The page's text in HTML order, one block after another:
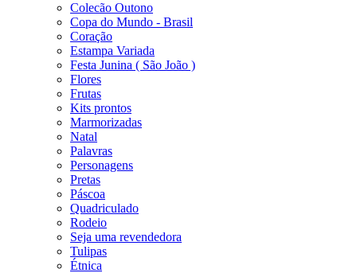
Colecão Outono
Copa do Mundo - Brasil
Coração
Estampa Variada
Festa Junina ( São João )
Flores
Frutas
Kits prontos
Marmorizadas
Natal
Palavras
Personagens
Pretas
Páscoa
Quadriculado
Rodeio
Seja uma revendedora
Tulipas
Étnica